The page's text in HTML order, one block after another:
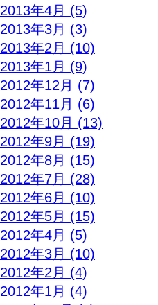
2013年4月 (5)
2013年3月 (3)
2013年2月 (10)
2013年1月 (9)
2012年12月 (7)
2012年11月 (6)
2012年10月 (13)
2012年9月 (19)
2012年8月 (15)
2012年7月 (28)
2012年6月 (10)
2012年5月 (15)
2012年4月 (5)
2012年3月 (10)
2012年2月 (4)
2012年1月 (4)